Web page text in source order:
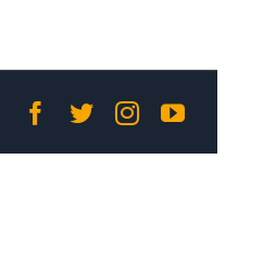
Facebook
TwitterInstagram